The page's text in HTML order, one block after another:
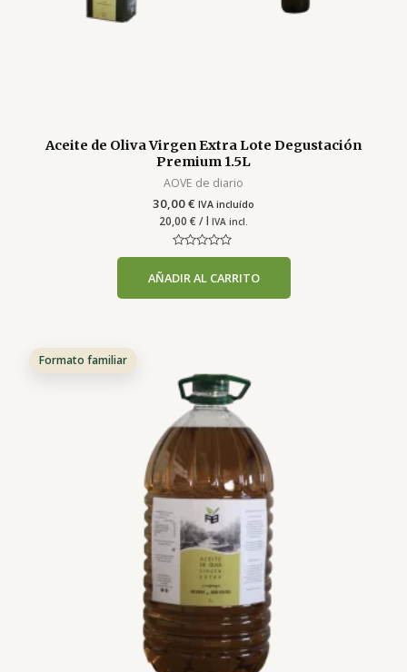
Aceite de Oliva Virgen Extra Lote Degustación
Premium 1.5L
AOVE de diario
30,00€ IVA incluído
20,00 € / l IVA incl.
Valorado
0
5
AÑADIR AL CARRITO
Formato familiar